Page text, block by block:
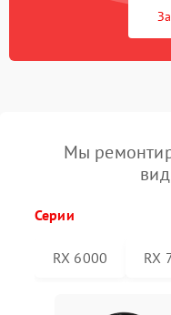
Мы
Серии
RX 6000 RX